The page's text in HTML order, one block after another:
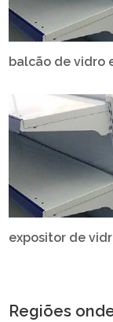
balcão de vidro
expositor de
Regiões